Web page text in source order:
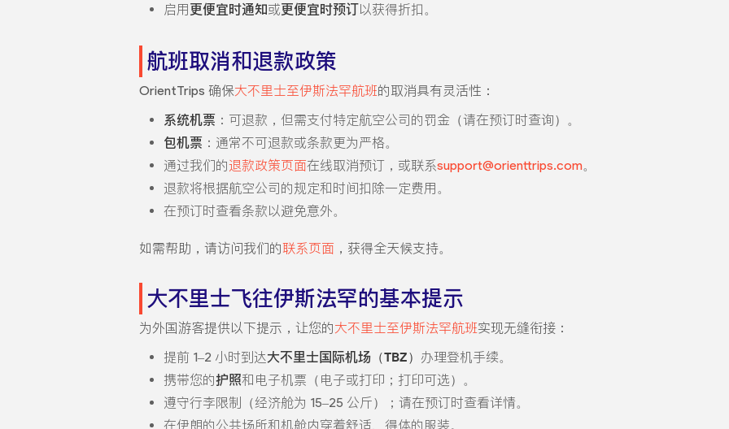
启用更便宜时通知或更便宜时预订以获得折扣。
航班取消和退款政策
OrientTrips 确保大不里士至伊斯法罕航班的取消具有灵活性：
系统机票 ：可退款，但需支付特定航空公司的罚金（请在预订时查询）。
包机票 ：通常不可退款或条款更为严格。
通过我们的退款政策页面在线取消预订，或联系support@orienttrips.com。
退款将根据航空公司的规定和时间扣除一定费用。
在预订时查看条款以避免意外。
如需帮助，请访问我们的联系页面 ，获得全天候支持。
大不里士飞往伊斯法罕的基本提示
为外国游客提供以下提示，让您的大不里士至伊斯法罕航班实现无缝衔接：
提前 1–2 小时到达大不里士国际机场（TBZ） 办理登机手续。
携带您的护照和电子机票（电子或打印；打印可选）。
遵守行李限制（经济舱为 15–25 公斤）；请在预订时查看详情。
在伊朗的公共场所和机舱内穿着舒适、得体的服装。